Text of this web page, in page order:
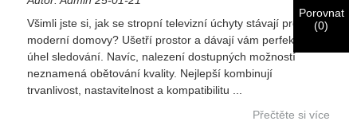
Všimli jste si, jak se stropní televizní úchyty stávají pro
moderní domovy? Ušetří prostor a dávají vám perfektní
úhel sledování. Navíc, nalezení dostupných možností
neznamená obětování kvality. Nejlepší kombinují
trvanlivost, nastavitelnost a kompatibilitu ...
Přečtěte si více
Vraťte se Předložit
Porovnat
(0)